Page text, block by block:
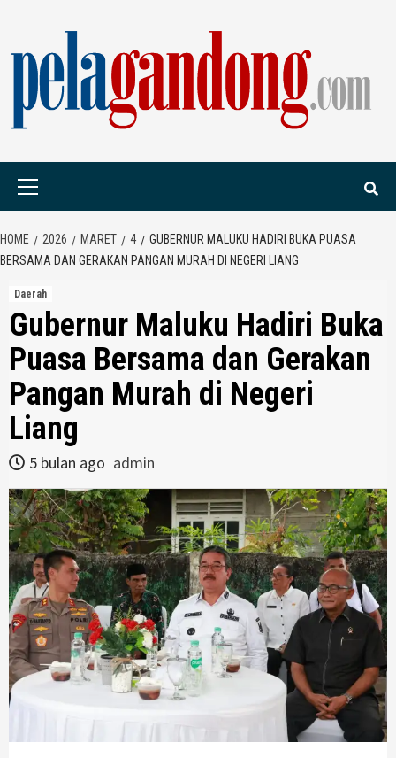
content
HOME 2026 MARET 4
GUBERNUR MALUKU HADIRI BUKA PUASA
BERSAMA DAN GERAKAN PANGAN MURAH DI NEGERI LIANG
Daerah
Gubernur Maluku Hadiri Buka
Puasa Bersama dan Gerakan
Pangan Murah di Negeri
Liang
5 bulan ago admin